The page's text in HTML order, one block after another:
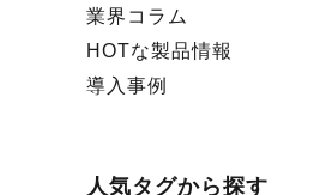
業界コラム
HOTな製品情報
導入事例
人気タグから探す